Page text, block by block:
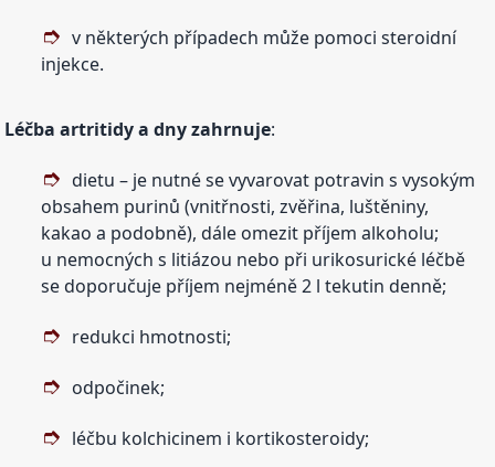
v některých případech může pomoci steroidní
injekce.
Léčba artritidy a dny zahrnuje:
dietu – je nutné se vyvarovat potravin s vysokým
obsahem purinů (vnitřnosti, zvěřina, luštěniny,
kakao a podobně), dále omezit příjem alkoholu;
u nemocných s litiázou nebo při urikosurické léčbě
se doporučuje příjem nejméně 2 l tekutin denně;
redukci hmotnosti;
odpočinek;
léčbu kolchicinem i kortikosteroidy;